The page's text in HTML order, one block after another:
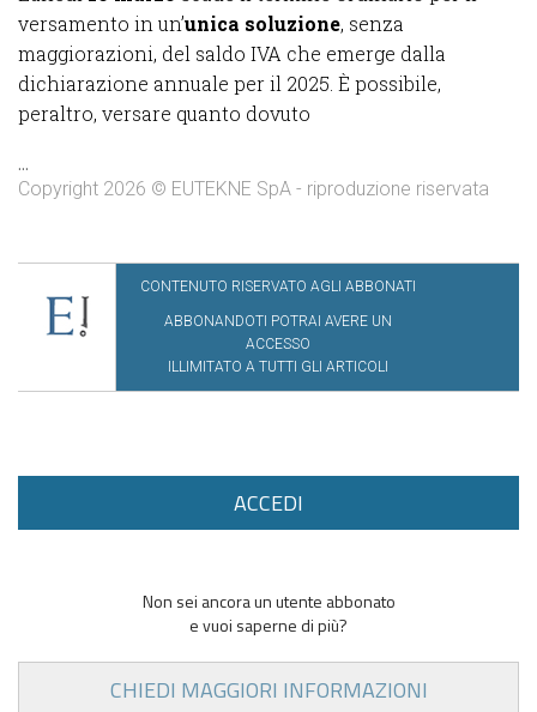
versamento in un’unica soluzione, senza
maggiorazioni, del saldo IVA che emerge dalla
dichiarazione annuale per il 2025. È possibile,
peraltro, versare quanto dovuto
...
Copyright 2026 © EUTEKNE SpA - riproduzione riservata
CONTENUTO RISERVATO AGLI ABBONATI
ABBONANDOTI POTRAI AVERE UN
ACCESSO
ILLIMITATO A TUTTI GLI ARTICOLI
ACCEDI
Non sei ancora un utente abbonato
e vuoi saperne di più?
CHIEDI MAGGIORI INFORMAZIONI